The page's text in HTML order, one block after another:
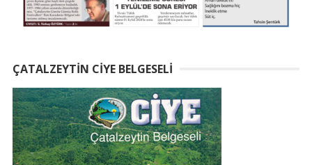
ÇATALZEYTIN CIYE BELGESELI